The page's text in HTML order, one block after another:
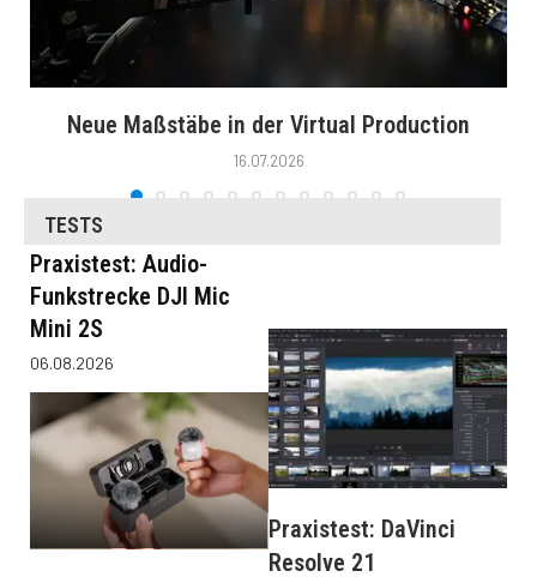
Neue Maßstäbe in der Virtual Production
16.07.2026
TESTS
Praxistest: Audio-
Funkstrecke DJI Mic
Mini 2S
06.08.2026
Praxistest: DaVinci
Resolve 21